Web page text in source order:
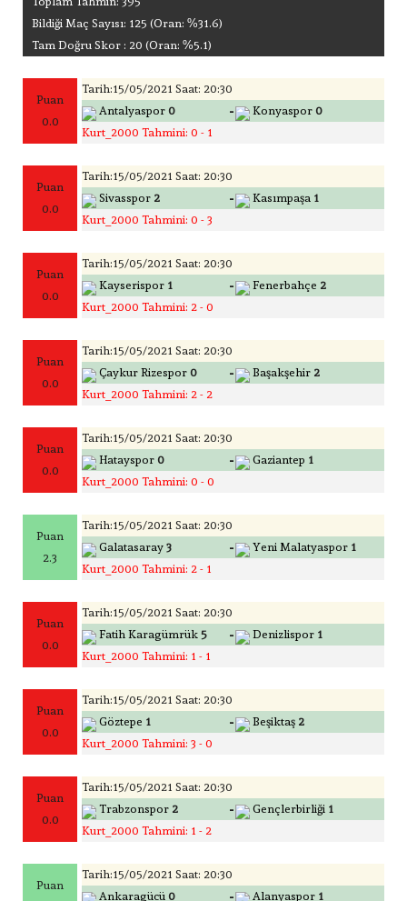
Bildiği Maç Sayısı: 125 (Oran: %31.6)
Tam Doğru Skor : 20 (Oran: %5.1)
Puan
0.0
Tarih:15/05/2021 Saat: 20:30
Antalyaspor 0 - Konyaspor 0
Kurt_2000 Tahmini: 0 - 1
Puan
0.0
Tarih:15/05/2021 Saat: 20:30
Sivasspor 2 - Kasımpaşa 1
Kurt_2000 Tahmini: 0 - 3
Puan
0.0
Tarih:15/05/2021 Saat: 20:30
Kayserispor 1 - Fenerbahçe 2
Kurt_2000 Tahmini: 2 - 0
Puan
0.0
Tarih:15/05/2021 Saat: 20:30
Çaykur Rizespor 0 - Başakşehir 2
Kurt_2000 Tahmini: 2 - 2
Puan
0.0
Tarih:15/05/2021 Saat: 20:30
Hatayspor 0 - Gaziantep 1
Kurt_2000 Tahmini: 0 - 0
Puan
2.3
Tarih:15/05/2021 Saat: 20:30
Galatasaray 3 - Yeni Malatyaspor 1
Kurt_2000 Tahmini: 2 - 1
Puan
0.0
Tarih:15/05/2021 Saat: 20:30
Fatih Karagümrük 5 - Denizlispor 1
Kurt_2000 Tahmini: 1 - 1
Puan
0.0
Tarih:15/05/2021 Saat: 20:30
Göztepe 1 - Beşiktaş 2
Kurt_2000 Tahmini: 3 - 0
Puan
0.0
Tarih:15/05/2021 Saat: 20:30
Trabzonspor 2 - Gençlerbirliği 1
Kurt_2000 Tahmini: 1 - 2
Puan
Tarih:15/05/2021 Saat: 20:30
Ankaragücü 0 - Alanyaspor 1